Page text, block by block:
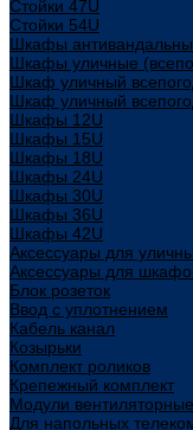
Стойки 47U
Стойки 54U
Шкафы
Шкафы уличные
Шкаф уличный
Шкаф уличный
Шкафы 12U
Шкафы 15U
Шкафы 18U
Шкафы 24U
Шкафы 30U
Шкафы 36U
Шкафы 42U
Аксессуары для
Аксессуары для
Блок розеток
Ввод с уплотнением
Кабель канал
Козырьки
Комплект роликов
Крепежный комплект
Модули вентиляторные
Для напольных